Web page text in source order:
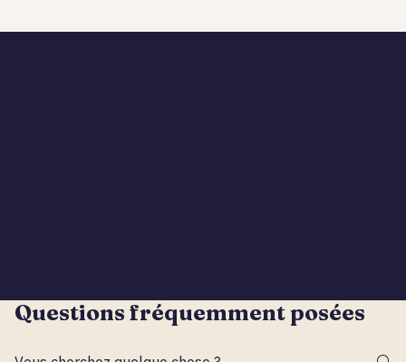
Questions fréquemment posées